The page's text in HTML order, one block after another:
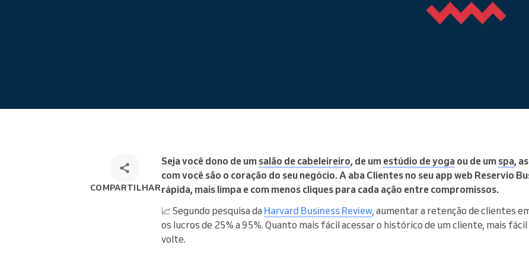
Omnichannel booking solution
COMPARTILHAR
Seja você dono de um salão de cabeleireiro, de um estúdio de yoga ou de um spa,
com você são o coração do seu negócio. A aba Clientes no seu app web Reservio
rápida, mais limpa e com menos cliques para cada ação entre compromissos.
📈 Segundo pesquisa da Harvard Business Review, aumentar a retenção de clientes
os lucros de 25% a 95%. Quanto mais fácil acessar o histórico de um cliente, mais
volte.